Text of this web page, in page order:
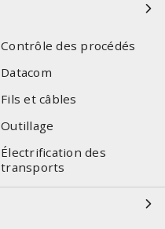
Contrôle des procédés
Datacom
Fils et câbles
Outillage
Électrification des
transports